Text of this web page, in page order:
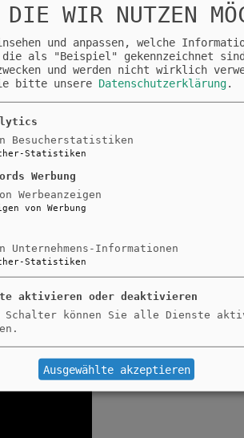
sofort
heute –
für den
WIR NUTZEN
und anpassen, welche
die als "Beispiel" gekennzeichnet
und werden nicht wirklich
bitte unsere Datenschutzerklärung.
Besucherstatistiken
Statistiken
Werbung
Werbeanzeigen
von Werbung
Unternehmens-Informationen
Statistiken
aktivieren oder deaktivieren
Schalter können Sie alle Dienste
Ausgewählte akzeptieren